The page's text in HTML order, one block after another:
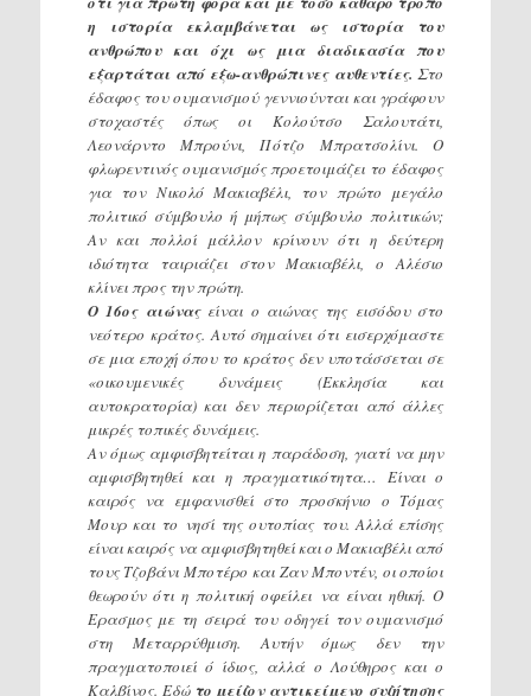
η ιστορία εκλαμβάνεται ως ιστορία του
ανθρώπου και όχι ως μια διαδικασία που
εξαρτάται από εξω-ανθρώπινες αυθεντίες. Στο
έδαφος του ουμανισμού γεννιούνται και γράφουν
στοχαστές όπως οι Κολούτσο Σαλουτάτι,
Λεονάρντο Μπρούνι, Πότζο Μπρατσολίνι. Ο
φλωρεντινός ουμανισμός προετοιμάζει το έδαφος
για τον Νικολό Μακιαβέλι, τον πρώτο μεγάλο
πολιτικό σύμβουλο ή μήπως σύμβουλο πολιτικών;
Αν και πολλοί μάλλον κρίνουν ότι η δεύτερη
ιδιότητα ταιριάζει στον Μακιαβέλι, ο Αλέσιο
κλίνει προς την πρώτη.
Ο 16ος αιώνας είναι ο αιώνας της εισόδου στο
νεότερο κράτος. Αυτό σημαίνει ότι εισερχόμαστε
σε μια εποχή όπου το κράτος δεν υποτάσσεται σε
«οικουμενικές δυνάμεις (Εκκλησία και
αυτοκρατορία) και δεν περιορίζεται από άλλες
μικρές τοπικές δυνάμεις.
Αν όμως αμφισβητείται η παράδοση, γιατί να μην
αμφισβητηθεί και η πραγματικότητα… Είναι ο
καιρός να εμφανισθεί στο προσκήνιο ο Τόμας
Μουρ και το νησί της ουτοπίας του. Αλλά επίσης
είναι καιρός να αμφισβητηθεί και ο Μακιαβέλι από
τους Τζοβάνι Μποτέρο και Ζαν Μποντέν, οι οποίοι
θεωρούν ότι η πολιτική οφείλει να είναι ηθική. Ο
Ερασμος με τη σειρά του οδηγεί τον ουμανισμό
στη Μεταρρύθμιση. Αυτήν όμως δεν την
πραγματοποιεί ό ίδιος, αλλά ο Λούθηρος και ο
Καλβίνος. Εδώ το μείζον αντικείμενο συζήτησης